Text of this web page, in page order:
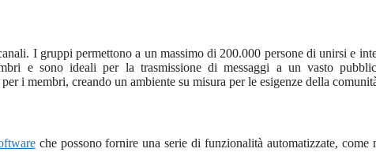
I gruppi permettono a un massimo di 200.000 persone di unirsi e
e sono ideali per la trasmissione di messaggi a un vasto
i membri, creando un ambiente su misura per le esigenze della
che possono fornire una serie di funzionalità automatizzate, come